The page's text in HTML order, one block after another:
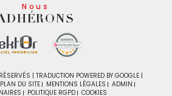
Nous
| TRADUCTION POWERED BY GOOGLE |
PLAN DU SITE MENTIONS LÉGALES
ADMIN
POLITIQUE RGPD COOKIES